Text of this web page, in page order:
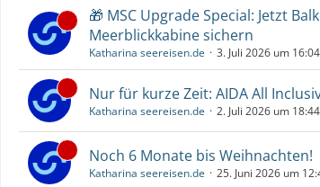
🎁 MSC Upgrade Special: Jetzt
Meerblickkabine sichern
Katharina seereisen.de 3. Juli 2026 um 16:04
Nur für kurze Zeit: AIDA All
Katharina seereisen.de 2. Juli 2026 um 18:44
Noch 6 Monate bis Weihnachten!
Katharina seereisen.de 25. Juni 2026 um